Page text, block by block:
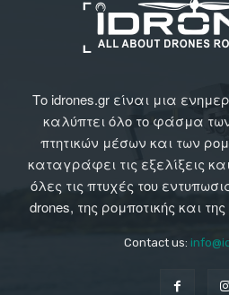
Το idrones.gr είναι μια
καλύπτει όλο το φάσμα
πτητικών μέσων και των
καταγράφει τις εξελίξεις
όλες τις πτυχές του
drones, της ρομποτικής και
Contact us: